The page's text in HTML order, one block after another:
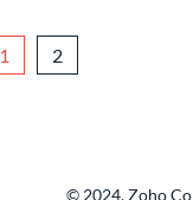
1 2
© 2024, Zoho